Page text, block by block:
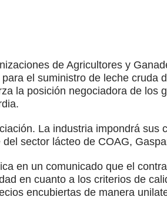
de Agricultores y
el suministro de leche cruda
la posición negociadora de los
La industria impondrá
sector lácteo de COAG,
en un comunicado que el
en cuanto a los criterios de
encubiertas de manera